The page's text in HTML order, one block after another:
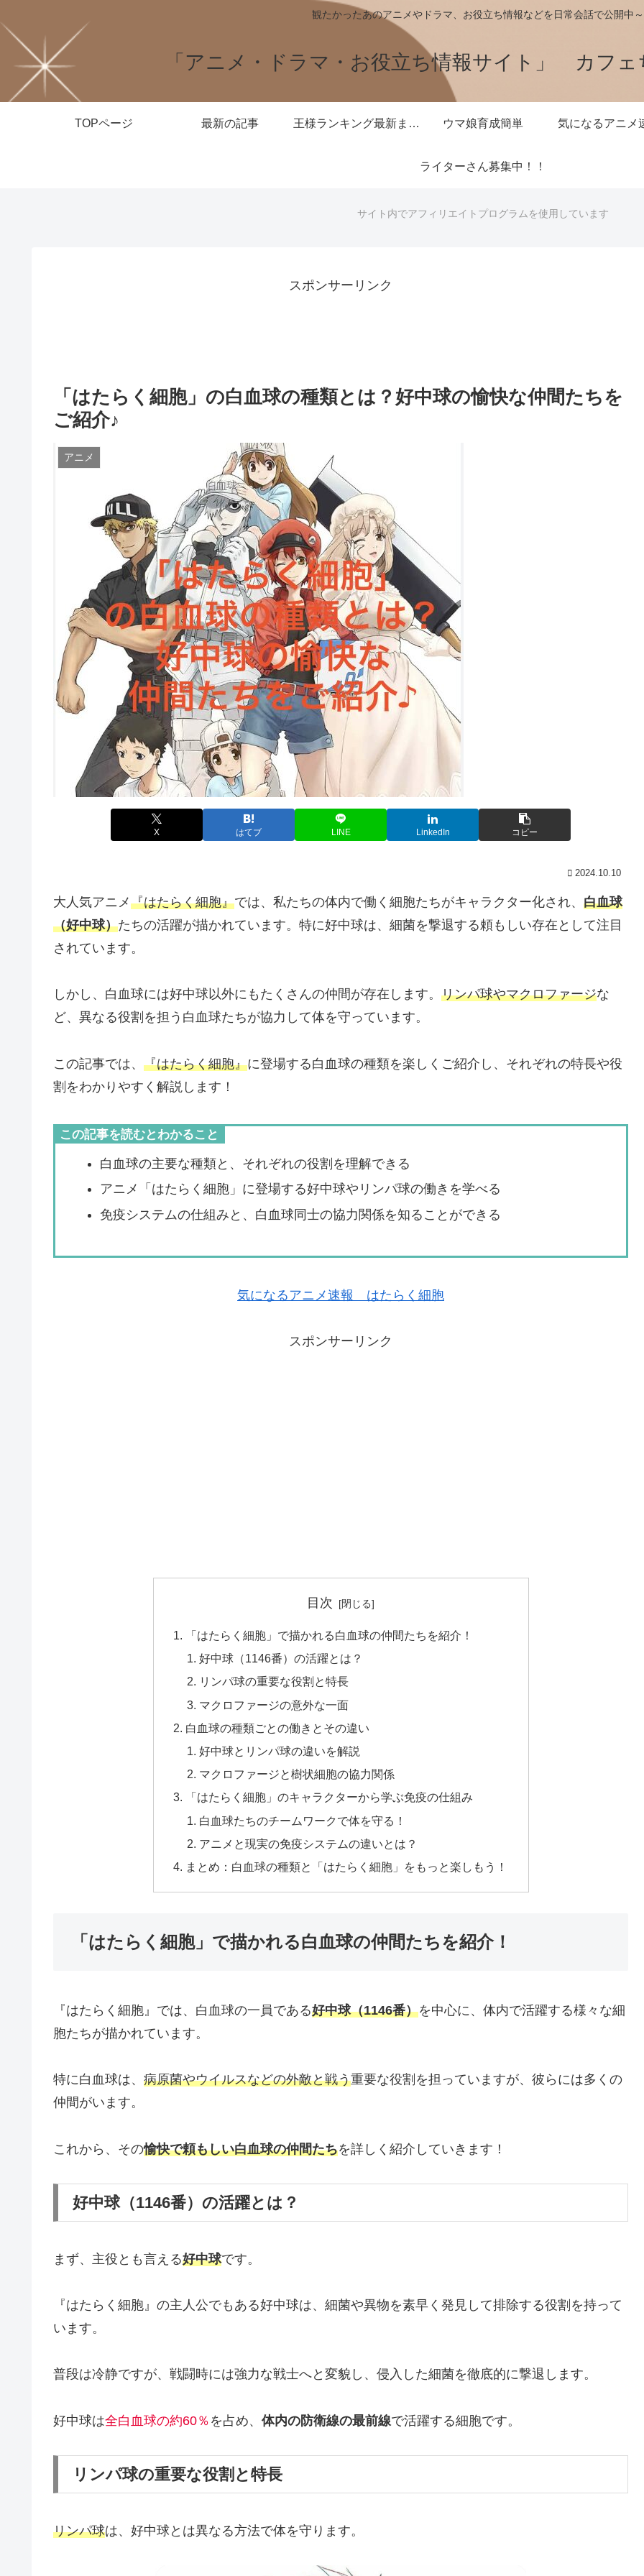
観たかったあのアニメやドラマ、お役立ち情報などを日常会話で公開中～
「アニメ・ドラマ・お役立ち情報サイト」 カフェ
TOPページ 最新の記事 王様ランキング最新まとめ ウマ娘育成簡単 気になるアニメ
ライターさん募集中！！
サイト内でアフィリエイトプログラムを使用しています
スポンサーリンク
「はたらく細胞」の白血球の種類とは？好中球の愉快な仲間たちを
ご紹介♪
アニメ
X はてブ LINE LinkedIn コピー
2024.10.10
大人気アニメ『はたらく細胞』では、私たちの体内で働く細胞たちがキャラクター化され、 白血球
（好中球）たちの活躍が描かれています。特に好中球は、細菌を撃退する頼もしい存在として注目
されています。
しかし、白血球には好中球以外にもたくさんの仲間が存在します。 リンパ球やマクロファージな
ど、異なる役割を担う白血球たちが協力して体を守っています。
この記事では、 『はたらく細胞』に登場する白血球の種類を楽しくご紹介し、それぞれの特長や役
割をわかりやすく解説します！
この記事を読むとわかること
白血球の主要な種類と、それぞれの役割を理解できる
アニメ「はたらく細胞」に登場する好中球やリンパ球の働きを学べる
免疫システムの仕組みと、白血球同士の協力関係を知ることができる
気になるアニメ速報 はたらく細胞
スポンサーリンク
目次
「はたらく細胞」で描かれる白血球の仲間たちを紹介！
好中球（1146番）の活躍とは？
リンパ球の重要な役割と特長
マクロファージの意外な一面
白血球の種類ごとの働きとその違い
好中球とリンパ球の違いを解説
マクロファージと樹状細胞の協力関係
「はたらく細胞」のキャラクターから学ぶ免疫の仕組み
白血球たちのチームワークで体を守る！
アニメと現実の免疫システムの違いとは？
まとめ：白血球の種類と「はたらく細胞」をもっと楽しもう！
「はたらく細胞」で描かれる白血球の仲間たちを紹介！
『はたらく細胞』では、白血球の一員である好中球（1146番）を中心に、体内で活躍する様々な細
胞たちが描かれています。
特に白血球は、 病原菌やウイルスなどの外敵と戦う重要な役割を担っていますが、彼らには多くの
仲間がいます。
これから、その愉快で頼もしい白血球の仲間たちを詳しく紹介していきます！
好中球（1146番）の活躍とは？
まず、主役とも言える好中球です。
『はたらく細胞』の主人公でもある好中球は、細菌や異物を素早く発見して排除する役割を持って
います。
普段は冷静ですが、戦闘時には強力な戦士へと変貌し、侵入した細菌を徹底的に撃退します。
好中球は全白血球の約60％ を占め、 体内の防衛線の最前線で活躍する細胞です。
リンパ球の重要な役割と特長
リンパ球は、好中球とは異なる方法で体を守ります。